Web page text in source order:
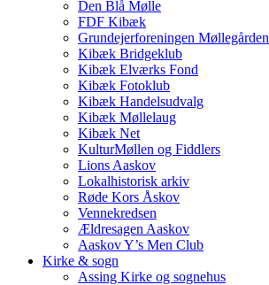
Den Blå Mølle
FDF Kibæk
Grundejerforeningen Møllegården
Kibæk Bridgeklub
Kibæk Elværks Fond
Kibæk Fotoklub
Kibæk Handelsudvalg
Kibæk Møllelaug
Kibæk Net
KulturMøllen og Fiddlers
Lions Aaskov
Lokalhistorisk arkiv
Røde Kors Åskov
Vennekredsen
Ældresagen Aaskov
Aaskov Y’s Men Club
Kirke & sogn
Assing Kirke og sognehus